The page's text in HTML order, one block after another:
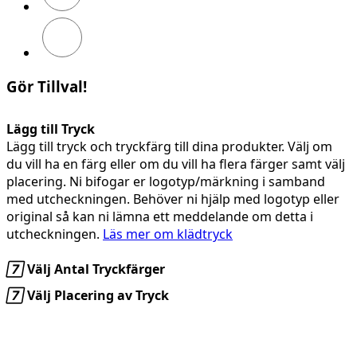
Gör Tillval!
Lägg till Tryck
Lägg till tryck och tryckfärg till dina produkter. Välj om
du vill ha en färg eller om du vill ha flera färger samt välj
placering. Ni bifogar er logotyp/märkning i samband
med utcheckningen. Behöver ni hjälp med logotyp eller
original så kan ni lämna ett meddelande om detta i
utcheckningen. Läs mer om klädtryck
Välj Antal Tryckfärger
Välj Placering av Tryck